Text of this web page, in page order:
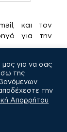
και τον
για την
μας για να σας
της
την
Απορρήτου